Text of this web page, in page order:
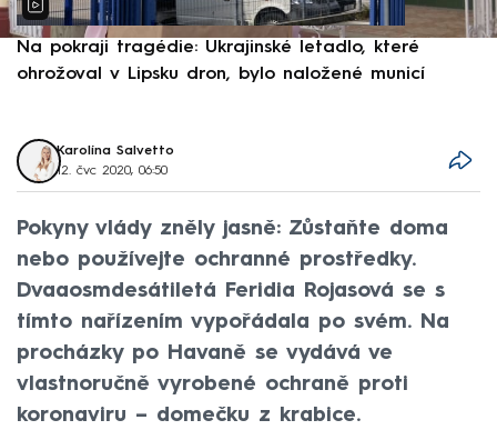
Na pokraji tragédie: Ukrajinské letadlo, které
ohrožoval v Lipsku dron, bylo naložené municí
Karolína Salvetto
12. čvc 2020, 06:50
Pokyny vlády zněly jasně: Zůstaňte doma
nebo používejte ochranné prostředky.
Dvaaosmdesátiletá Feridia Rojasová se s
tímto nařízením vypořádala po svém. Na
procházky po Havaně se vydává ve
vlastnoručně vyrobené ochraně proti
koronaviru – domečku z krabice.